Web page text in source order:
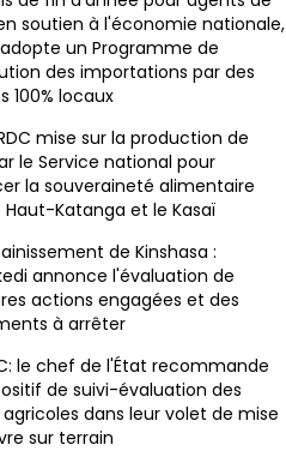
soutien à l'économie nationale,
adopte un Programme de
des importations par des
100% locaux
mise sur la production de
le Service national pour
la souveraineté alimentaire
Haut-Katanga et le Kasaï
de Kinshasa :
annonce l'évaluation de
actions engagées et des
à arrêter
le chef de l'État recommande
de suivi-évaluation des
dans leur volet de mise
sur terrain